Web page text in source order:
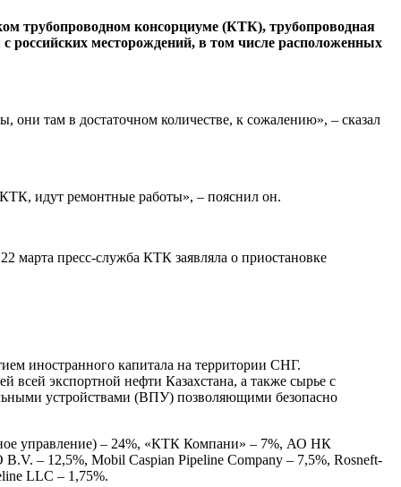
трубопроводном консорциуме (КТК), трубопроводная
с российских месторождений, в том числе расположенных
там в достаточном количестве, к сожалению», – сказал
идут ремонтные работы», – пояснил он.
марта пресс-служба КТК заявляла о приостановке
иностранного капитала на территории СНГ.
всей экспортной нефти Казахстана, а также сырье с
устройствами (ВПУ) позволяющими безопасно
управление) – 24%, «КТК Компани» – 7%, АО НК
– 12,5%, Mobil Caspian Pipeline Company – 7,5%, Rosneft-
LLC – 1,75%.